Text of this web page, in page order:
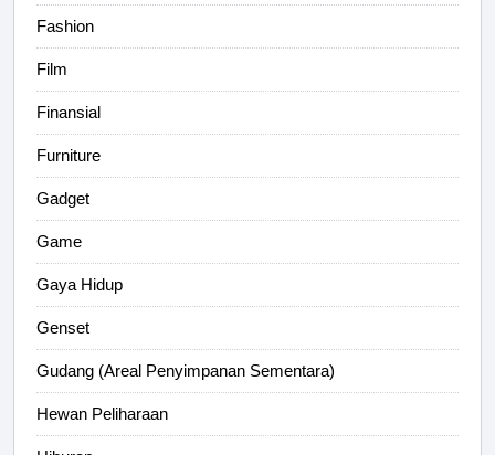
Fashion
Film
Finansial
Furniture
Gadget
Game
Gaya Hidup
Genset
Gudang (Areal Penyimpanan Sementara)
Hewan Peliharaan